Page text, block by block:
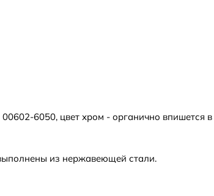
6050, цвет хром - органично впишется
из нержавеющей стали.